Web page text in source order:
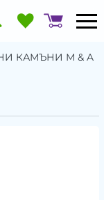
КАМЪНИ М & A